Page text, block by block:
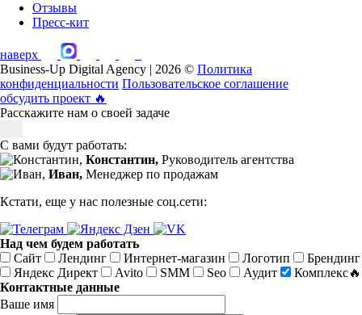
Отзывы
Пресс-кит
наверх
Business-Up Digital Agency | 2026 © Политика
конфиденциальности Пользовательское соглашение
обсудить проект 🔥
Расскажите нам о своей задаче
С вами будут работать:
Константин, Руководитель агентства
Иван, Менеджер по продажам
Кстати, еще у нас полезные соц.сети:
Над чем будем работать
Сайт
Лендинг Интернет-магазин Логотип
Брендинг
Яндекс Директ
Avito SMM Seo Аудит
Комплекс🔥
Контактные данные
Ваше имя